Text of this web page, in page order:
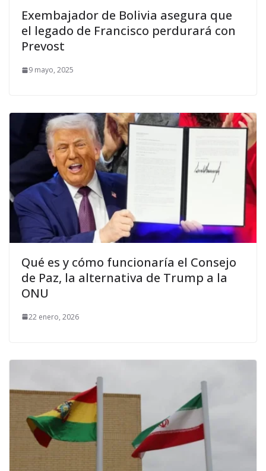
Exembajador de Bolivia asegura que
el legado de Francisco perdurará con
Prevost
9 mayo, 2025
Qué es y cómo funcionaría el Consejo
de Paz, la alternativa de Trump a la
ONU
22 enero, 2026